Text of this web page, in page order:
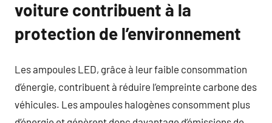
voiture contribuent à la
protection de l’environnement
Les ampoules LED, grâce à leur faible consommation
d’énergie, contribuent à réduire l’empreinte carbone des
véhicules. Les ampoules halogènes consomment plus